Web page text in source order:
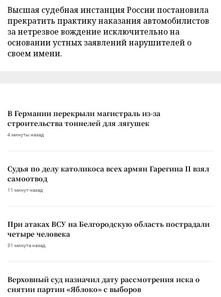
Высшая судебная инстанция России постановила
прекратить практику наказания автомобилистов
за нетрезвое вождение исключительно на
основании устных заявлений нарушителей о
своем имени.
В Германии перекрыли магистраль из-за
строительства тоннелей для лягушек
4 минуты назад
Судья по делу католикоса всех армян Гарегина II взял
самоотвод
11 минут назад
При атаках ВСУ на Белгородскую область пострадали
четыре человека
31 минута назад
Верховный суд назначил дату рассмотрения иска о
снятии партии «Яблоко» с выборов